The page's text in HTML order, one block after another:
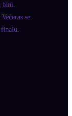
bini.
se
finalu.